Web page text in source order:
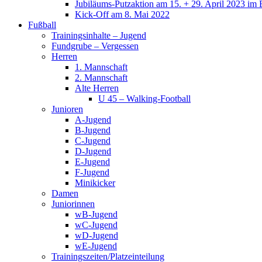
Jubiläums-Putzaktion am 15. + 29. April 2023 im
Kick-Off am 8. Mai 2022
Fußball
Trainingsinhalte – Jugend
Fundgrube – Vergessen
Herren
1. Mannschaft
2. Mannschaft
Alte Herren
U 45 – Walking-Football
Junioren
A-Jugend
B-Jugend
C-Jugend
D-Jugend
E-Jugend
F-Jugend
Minikicker
Damen
Juniorinnen
wB-Jugend
wC-Jugend
wD-Jugend
wE-Jugend
Trainingszeiten/Platzeinteilung